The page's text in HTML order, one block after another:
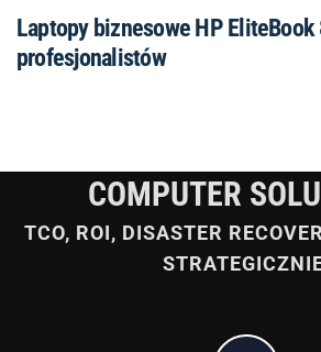
Laptopy biznesowe HP EliteBook
profesjonalistów
COMPUTER
TCO, ROI, DISASTER